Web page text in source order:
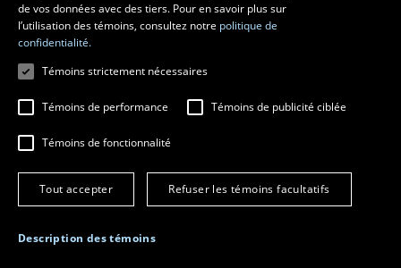
© 2026 Université Laval
Tous droits réservés
Conditions générales d'utilisation
Fraude en ligne
Paramétrer les témoins
de vos données avec des tiers. Pour en savoir plus sur
l’utilisation des témoins, consultez notre politique de
confidentialité.
Témoins strictement nécessaires
Témoins de performance Témoins de publicité ciblée
Témoins de fonctionnalité
Tout accepter Refuser les témoins facultatifs
Description des témoins